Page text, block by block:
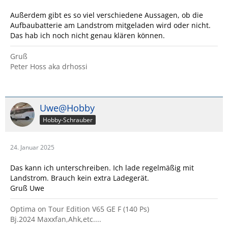
Außerdem gibt es so viel verschiedene Aussagen, ob die
Aufbaubatterie am Landstrom mitgeladen wird oder nicht.
Das hab ich noch nicht genau klären können.
Gruß
Peter Hoss aka drhossi
Uwe@Hobby
Hobby-Schrauber
24. Januar 2025
Das kann ich unterschreiben. Ich lade regelmäßig mit
Landstrom. Brauch kein extra Ladegerät.
Gruß Uwe
Optima on Tour Edition V65 GE F (140 Ps)
Bj.2024 Maxxfan,Ahk,etc....